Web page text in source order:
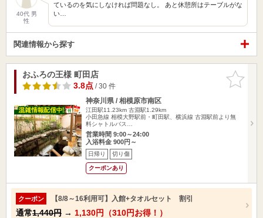
40代 男
性
ているのを気にしなければ問題なし。 あと休憩所はテーブルがな
い…
関連情報から探す
お気に入
りに追加
おふろの王様 町田店
3.8点/ 30 件
神奈川県 / 相模原市南区
江田駅11.23km 古淵駅1.29km
小田急線 相模大野駅前・町田駅、横浜線 古淵駅前より無
料シャトルバス…
営業時間 9:00～24:00
入浴料金 900円～
日帰り 切り傷
クーポンあり
クーポン 【8/8～16利用可】入館+タオルセット 割引
通常1,440円 → 1,130円（310円お得！）